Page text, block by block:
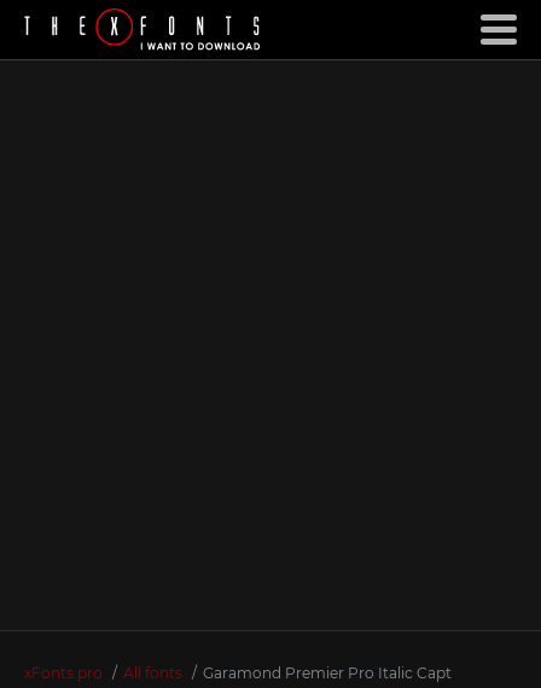
xFonts.pro All fonts Garamond Premier Pro Italic Capt